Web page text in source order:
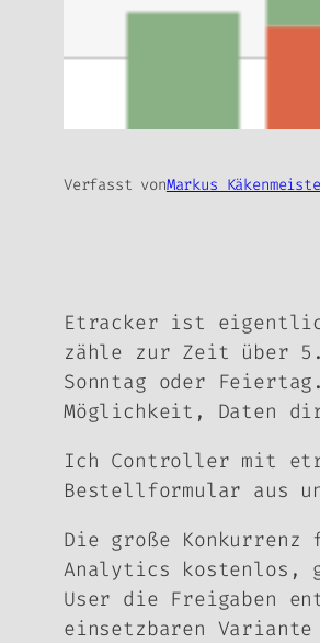
Verfasst vonMarkus
Etracker ist
zähle zur Zeit über
Sonntag oder
Möglichkeit, Daten
Ich Controller mit
Bestellformular aus
Die große Konkurrenz
Analytics kostenlos,
User die Freigaben
einsetzbaren Variante